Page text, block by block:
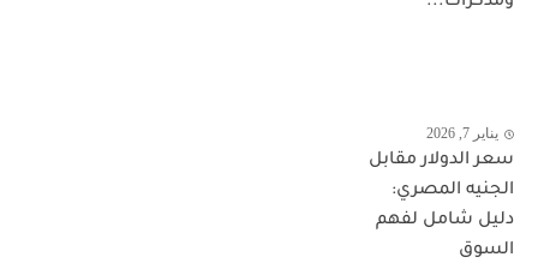
يناير 7, 2026
سعر الدولار مقابل
الجنيه المصري:
دليل شامل لفهم
السوق